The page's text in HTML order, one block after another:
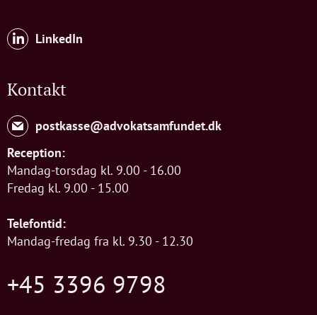
LinkedIn
Kontakt
postkasse@advokatsamfundet.dk
Reception:
Mandag-torsdag kl. 9.00 - 16.00
Fredag kl. 9.00 - 15.00
Telefontid:
Mandag-fredag fra kl. 9.30 - 12.30
+45 3396 9798